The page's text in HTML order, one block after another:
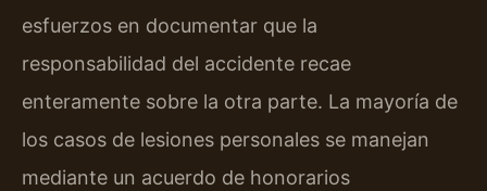
esfuerzos en documentar que la
responsabilidad del accidente recae
enteramente sobre la otra parte. La mayoría de
los casos de lesiones personales se manejan
mediante un acuerdo de honorarios